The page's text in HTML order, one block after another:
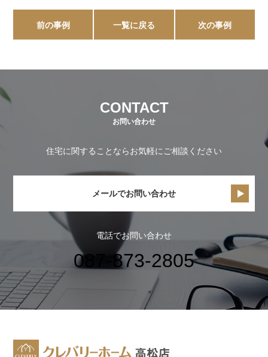
前の事例 一覧に戻る 次の事例
CONTACT
お問い合わせ
住宅に関することならお気軽にご相談ください
メールでお問い合わせ
電話でお問い合わせ
087-873-2805